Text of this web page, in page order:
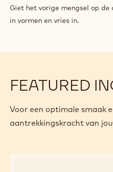
VAN
DONKERE
CHOCOLADE
Giet het vorige mengsel op de
in vormen en vries in.
FEATURED
Voor een optimale smaak
aantrekkingskracht van